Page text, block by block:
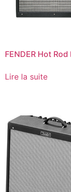
FENDER Hot
Lire la suite